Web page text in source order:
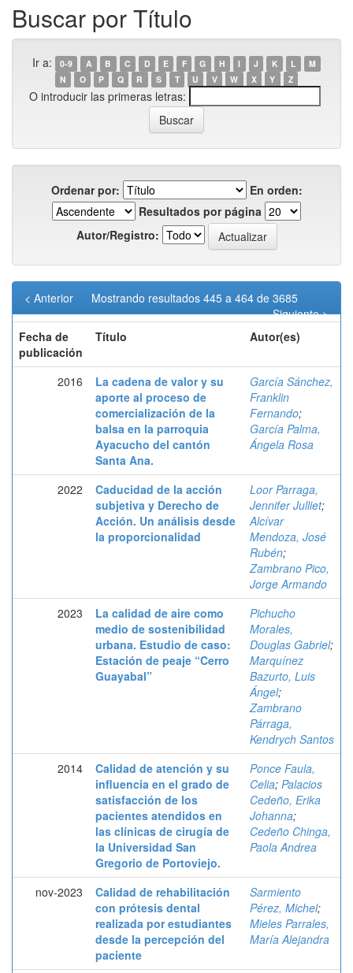
Buscar por Título
Ir a: 0-9 A B C D E F G H I J K L
M
N
O P Q R S T U V W X Y Z
O introducir las primeras letras:
Ordenar por:
En orden:
Resultados por página
Autor/Registro:
Mostrando resultados 445 a 464 de 3685
< Anterior
Siguiente >
Fecha de
publicación
Título Autor(es)
2016
La cadena de valor y su
aporte al proceso de
comercialización de la
balsa en la parroquia
Ayacucho del cantón
Santa Ana.
García Sánchez,
Franklin
Fernando;
García Palma,
Ángela Rosa
2022
Caducidad de la acción
subjetiva y Derecho de
Acción. Un análisis desde
la proporcionalidad
Loor Parraga,
Jennifer Julliet;
Alcívar
Mendoza, José
Rubén;
Zambrano Pico,
Jorge Armando
2023
La calidad de aire como
medio de sostenibilidad
urbana. Estudio de caso:
Estación de peaje “Cerro
Guayabal”
Pichucho
Morales,
Douglas Gabriel;
Marquínez
Bazurto, Luis
Ángel;
Zambrano
Párraga,
Kendrych Santos
2014
Calidad de atención y su
influencia en el grado de
satisfacción de los
pacientes atendidos en
las clínicas de cirugía de
la Universidad San
Gregorio de Portoviejo.
Ponce Faula,
Celia; Palacios
Cedeño, Erika
Johanna;
Cedeño Chinga,
Paola Andrea
nov-2023
Calidad de rehabilitación
con prótesis dental
realizada por estudiantes
desde la percepción del
paciente
Sarmiento
Pérez, Michel;
Mieles Parrales,
María Alejandra